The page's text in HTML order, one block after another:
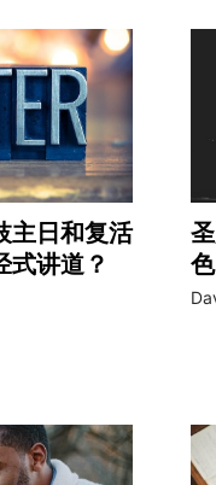
主日和复活
式讲道？